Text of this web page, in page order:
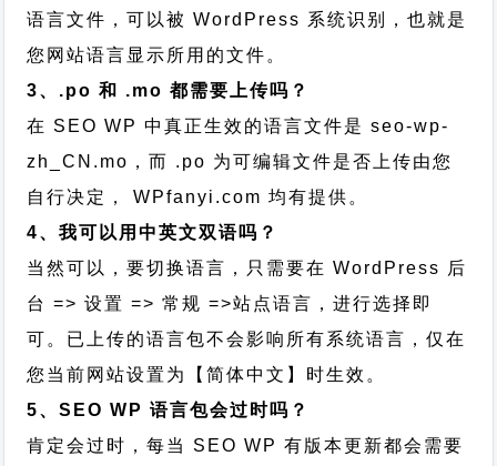
语言文件，可以被 WordPress 系统识别，也就是
您网站语言显示所用的文件。
3、.po 和 .mo 都需要上传吗？
在 SEO WP 中真正生效的语言文件是 seo-wp-
zh_CN.mo，而 .po 为可编辑文件是否上传由您
自行决定， WPfanyi.com 均有提供。
4、我可以用中英文双语吗？
当然可以，要切换语言，只需要在 WordPress 后
台 => 设置 => 常规 =>站点语言，进行选择即
可。已上传的语言包不会影响所有系统语言，仅在
您当前网站设置为【简体中文】时生效。
5、SEO WP 语言包会过时吗？
肯定会过时，每当 SEO WP 有版本更新都会需要